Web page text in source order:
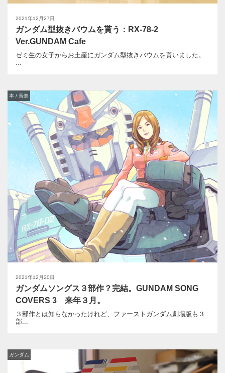
2021年12月27日
ガンダム型抜きバウムを貰う：RX-78-2
Ver.GUNDAM Cafe
ゼミ生の女子からお土産にガンダム型抜きバウムを貰いました。
2021年12月20日
本 / 音楽
ガンダムソングス３部作？完結。GUNDAM SONG
COVERS 3 来年３月。
３部作とは知らなかったけれど、ファーストガンダム劇場版も３
部...
ガンダム